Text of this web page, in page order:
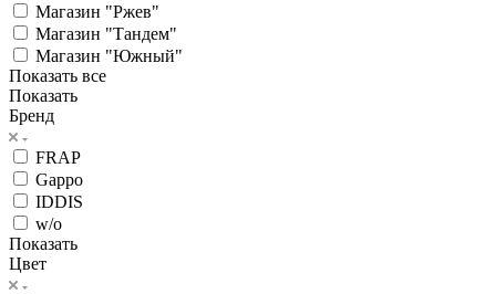
Магазин "Ржев"
Магазин "Тандем"
Магазин "Южный"
Показать все
Показать
Бренд
FRAP
Gappo
IDDIS
w/o
Показать
Цвет